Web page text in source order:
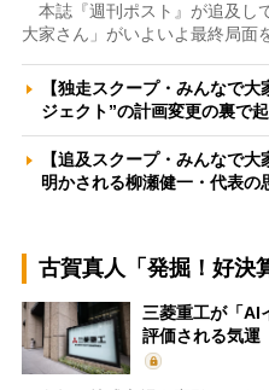
本誌『週刊ポスト』が追及し
大家さん」がいよいよ最終局面
【独走スクープ・みんなで
ジェクト”の計画変更の裏で
【追及スクープ・みんなで
明かされる柳瀬健一・代表
古賀真人「発掘！好決
三菱重工が「AI
評価される気